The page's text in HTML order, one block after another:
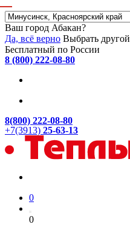
Ваш город Абакан?
Да, всё верно Выбрать другой
Бесплатный по России
8 (800) 222-08-80
8(800) 222-08-80
+7(3913) 25-63-13
0
0